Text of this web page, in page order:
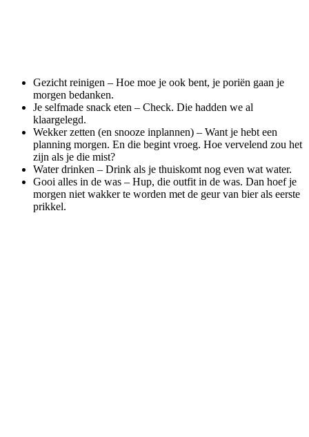
Gezicht reinigen – Hoe moe je ook bent, je poriën gaan je
morgen bedanken.
Je selfmade snack eten – Check. Die hadden we al
klaargelegd.
Wekker zetten (en snooze inplannen) – Want je hebt een
planning morgen. En die begint vroeg. Hoe vervelend zou het
zijn als je die mist?
Water drinken – Drink als je thuiskomt nog even wat water.
Gooi alles in de was – Hup, die outfit in de was. Dan hoef je
morgen niet wakker te worden met de geur van bier als eerste
prikkel.